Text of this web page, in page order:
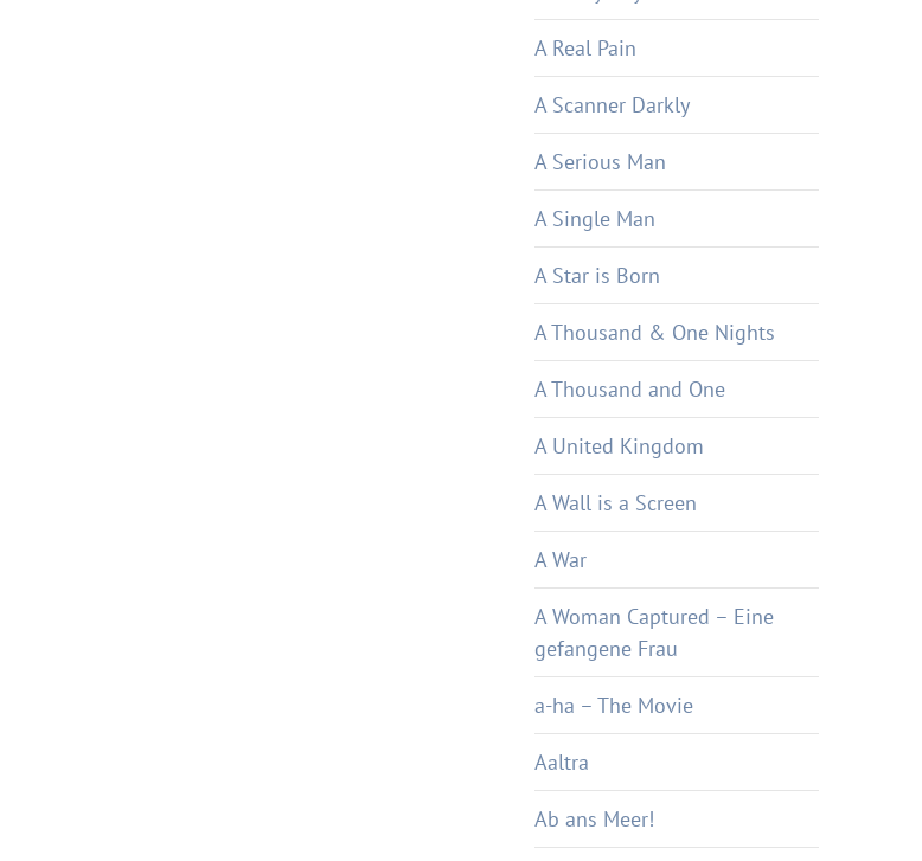
A Real Pain
A Scanner Darkly
A Serious Man
A Single Man
A Star is Born
A Thousand & One Nights
A Thousand and One
A United Kingdom
A Wall is a Screen
A War
A Woman Captured – Eine
gefangene Frau
a-ha – The Movie
Aaltra
Ab ans Meer!